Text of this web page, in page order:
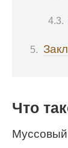
Что
Муссовый